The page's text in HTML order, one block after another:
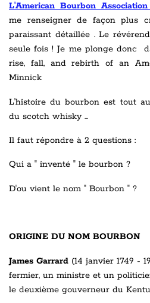
L'American Bourbon
me renseigner de façon plus
paraissant détaillée . Le
seule fois ! Je me plonge donc
rise, fall, and rebirth of an
Minnick
L'histoire du bourbon est tout
du scotch whisky ...
Il faut répondre à 2 questions :
Qui a " inventé " le bourbon ?
D'ou vient le nom " Bourbon " ?
ORIGINE DU NOM BOURBON
James Garrard (14 janvier 1749 -
fermier, un ministre et un
le deuxième gouverneur du